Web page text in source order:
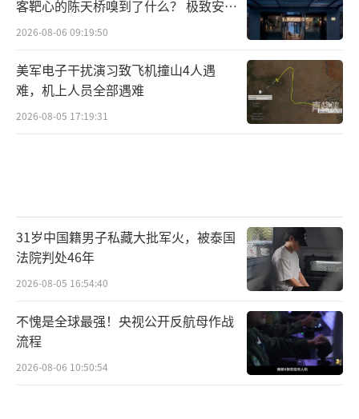
客靶心的陈天桥嗅到了什么？ 极致安全
的追寻
2026-08-06 09:19:50
美军电子干扰演习致飞机撞山4人遇
难，机上人员全部遇难
2026-08-05 17:19:31
31岁中国籍男子私藏大批军火，被泰国
法院判处46年
2026-08-05 16:54:40
不愧是全球最强！央视公开反航母作战
流程
2026-08-06 10:50:54